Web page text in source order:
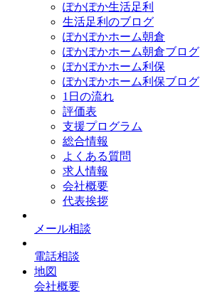
ぽかぽか生活足利
生活足利のブログ
ぽかぽかホーム朝倉
ぽかぽかホーム朝倉ブログ
ぽかぽかホーム利保
ぽかぽかホーム利保ブログ
1日の流れ
評価表
支援プログラム
総合情報
よくある質問
求人情報
会社概要
代表挨拶
メール相談
電話相談
地図
会社概要